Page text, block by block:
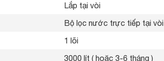
Lắp tại vòi
Bộ lọc nước trực tiếp tại vòi
1 lõi
3000 lít ( hoặc 3-6 tháng )